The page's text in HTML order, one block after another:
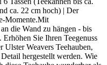
ca. 22 cm hoch) | Der
Momente.Mit
die Wand zu hängen - bis
Erhöhen Sie Ihren Teegenuss
Weavers Teehauben,
hergestellt werden. Wie